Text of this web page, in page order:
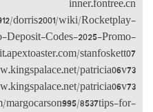
http://
Casino-
Code
http://